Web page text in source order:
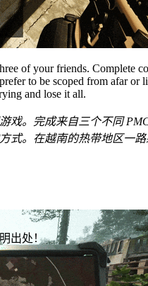
of your friends. Complete
to be scoped from afar
and lose it all.
戏。完成来自三个不同
式。在越南的热带地区一
出处！